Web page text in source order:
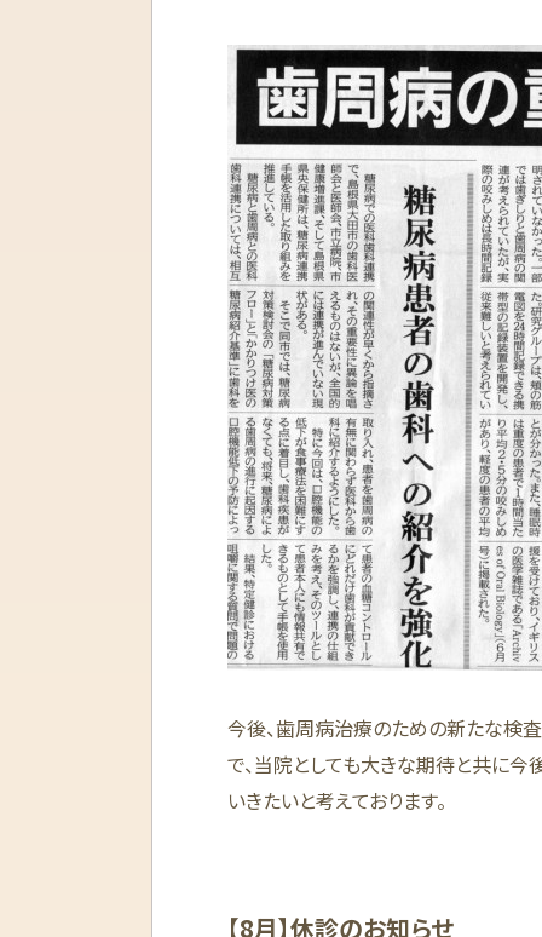
今後、歯周病治療のための新たな検
で、当院としても大きな期待と共に
いきたいと考えております。
【8月】休診のお知らせ